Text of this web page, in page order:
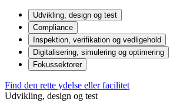
Udvikling, design og test
Compliance
Inspektion, verifikation og vedligehold
Digitalisering, simulering og optimering
Fokussektorer
Find den rette ydelse eller facilitet
Udvikling, design og test